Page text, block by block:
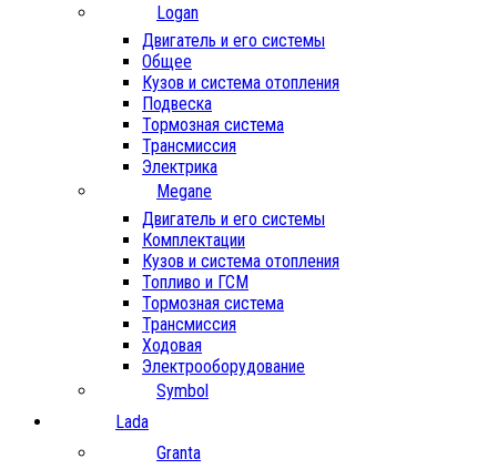
Logan
Двигатель и его системы
Общее
Кузов и система отопления
Подвеска
Тормозная система
Трансмиссия
Электрика
Megane
Двигатель и его системы
Комплектации
Кузов и система отопления
Топливо и ГСМ
Тормозная система
Трансмиссия
Ходовая
Электрооборудование
Symbol
Lada
Granta